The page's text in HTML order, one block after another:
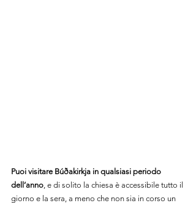
Puoi visitare Búðakirkja in qualsiasi periodo
dell’anno, e di solito la chiesa è accessibile tutto il
giorno e la sera, a meno che non sia in corso un